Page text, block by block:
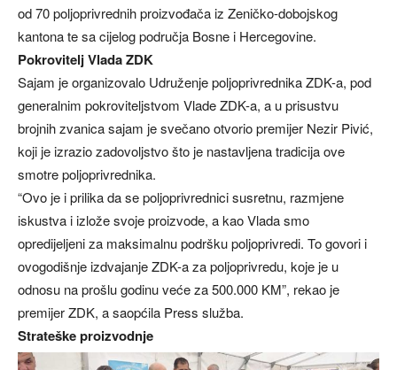
od 70 poljoprivrednih proizvođača iz Zeničko-dobojskog
kantona te sa cijelog područja Bosne i Hercegovine.
Pokrovitelj Vlada ZDK
Sajam je organizovalo Udruženje poljoprivrednika ZDK-a, pod
generalnim pokroviteljstvom Vlade ZDK-a, a u prisustvu
brojnih zvanica sajam je svečano otvorio premijer Nezir Pivić,
koji je izrazio zadovoljstvo što je nastavljena tradicija ove
smotre poljoprivrednika.
“Ovo je i prilika da se poljoprivrednici susretnu, razmjene
iskustva i izlože svoje proizvode, a kao Vlada smo
opredijeljeni za maksimalnu podršku poljoprivredi. To govori i
ovogodišnje izdvajanje ZDK-a za poljoprivredu, koje je u
odnosu na prošlu godinu veće za 500.000 KM”, rekao je
premijer ZDK, a saopćila Press služba.
Strateške proizvodnje